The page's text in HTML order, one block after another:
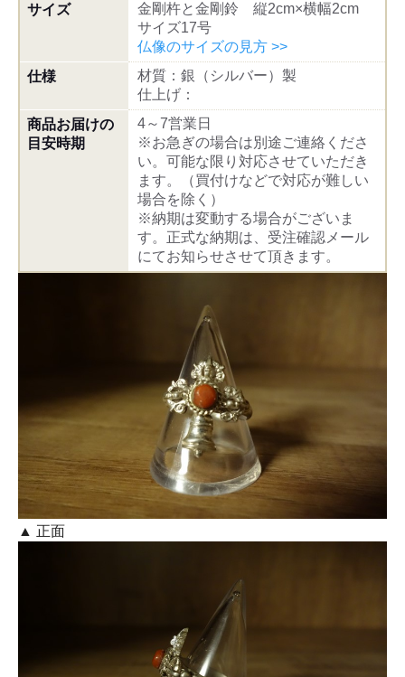
サイズ
金剛杵と金剛鈴 縦2cm×横幅2cm
サイズ17号
仏像のサイズの見方 >>
仕様
材質：銀（シルバー）製
仕上げ：
商品お届けの
目安時期
4～7営業日
※お急ぎの場合は別途ご連絡くださ
い。可能な限り対応させていただき
ます。（買付けなどで対応が難しい
場合を除く）
※納期は変動する場合がございま
す。正式な納期は、受注確認メール
にてお知らせさせて頂きます。
▲ 正面